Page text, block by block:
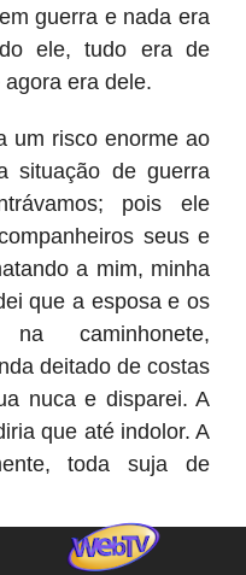
guerra e nada era
ele, tudo era de
era dele.
risco enorme ao
situação de guerra
pois ele
seus e
a mim, minha
que a esposa e os
na caminhonete,
deitado de costas
nuca e disparei. A
que até indolor. A
toda suja de
o pelas